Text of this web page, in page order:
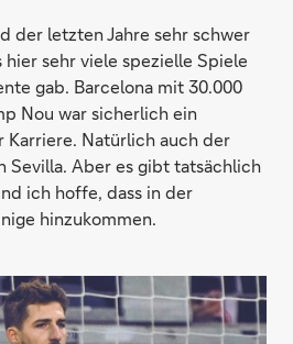
der letzten Jahre sehr schwer
sehr viele spezielle Spiele
gab. Barcelona mit 30.000
Nou war sicherlich ein
Karriere. Natürlich auch der
Sevilla. Aber es gibt tatsächlich
ich hoffe, dass in der
hinzukommen.